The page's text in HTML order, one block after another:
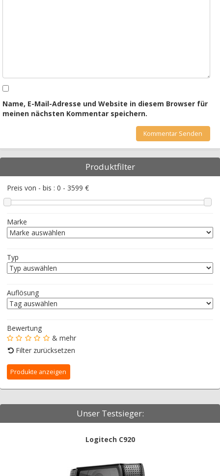
Name, E-Mail-Adresse und Website in diesem Browser für
meinen nächsten Kommentar speichern.
Produktfilter
Preis von - bis : 0 - 3599 €
Marke
Typ
Auflösung
Bewertung
& mehr
Filter zurücksetzen
Unser Testsieger:
Logitech C920